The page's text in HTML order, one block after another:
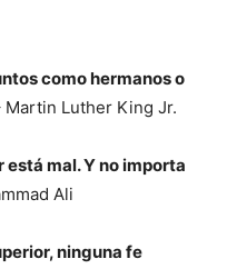
como hermanos o
Martin Luther King Jr.
está mal. Y no importa
Ali
ninguna fe